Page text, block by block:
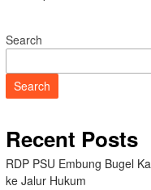
Search
Search
Recent Posts
RDP PSU Embung Bugel
ke Jalur Hukum